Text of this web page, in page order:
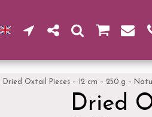
Dried Oxtail Pieces – 12 cm – 250 g –
Dried